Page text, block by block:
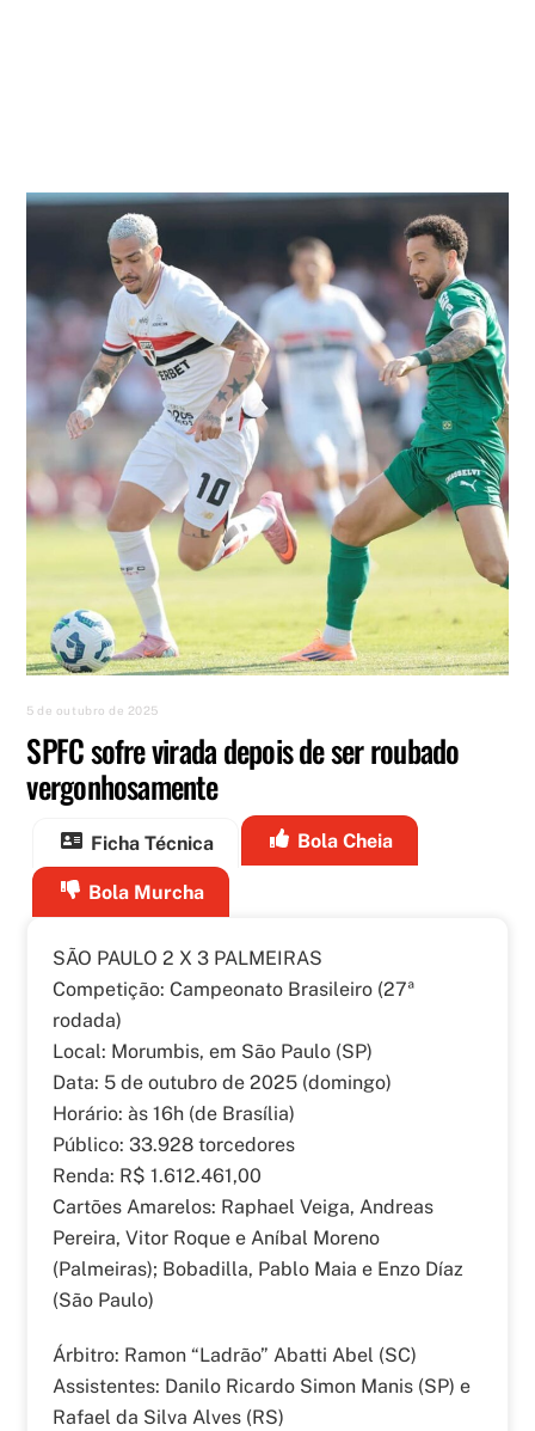
5 de outubro de 2025
SPFC sofre virada depois de ser roubado
vergonhosamente
Ficha Técnica Bola Cheia
Bola Murcha
SÃO PAULO 2 X 3 PALMEIRAS
Competição: Campeonato Brasileiro (27ª
rodada)
Local: Morumbis, em São Paulo (SP)
Data: 5 de outubro de 2025 (domingo)
Horário: às 16h (de Brasília)
Público: 33.928 torcedores
Renda: R$ 1.612.461,00
Cartões Amarelos: Raphael Veiga, Andreas
Pereira, Vitor Roque e Aníbal Moreno
(Palmeiras); Bobadilla, Pablo Maia e Enzo Díaz
(São Paulo)
Árbitro: Ramon “Ladrão” Abatti Abel (SC)
Assistentes: Danilo Ricardo Simon Manis (SP) e
Rafael da Silva Alves (RS)